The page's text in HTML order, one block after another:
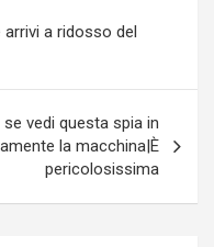
a ridosso del
se vedi questa spia in
la macchina|È
pericolosissima